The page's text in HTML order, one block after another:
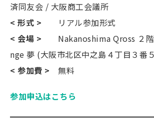
済同友会 / 大阪商工会議所
< 形式 > リアル参加形式
< 会場 > Nakanoshima Qross ２
nge 夢 (大阪市北区中之島４丁目３番
< 参加費 > 無料
参加申込はこちら